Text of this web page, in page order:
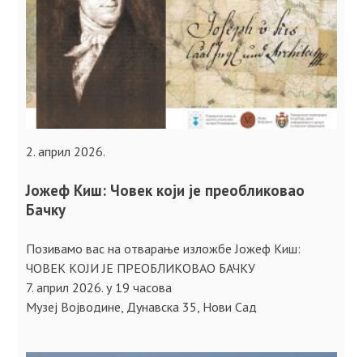
2. април 2026.
Јожеф Киш: Човек који је преобликовао
Бачку
Позивамо вас на отварање изложбе Јожеф Киш:
ЧОВЕК КОЈИ ЈЕ ПРЕОБЛИКОВАО БАЧКУ
7. април 2026. у 19 часова
Музеј Војводине, Дунавска 35, Нови Сад